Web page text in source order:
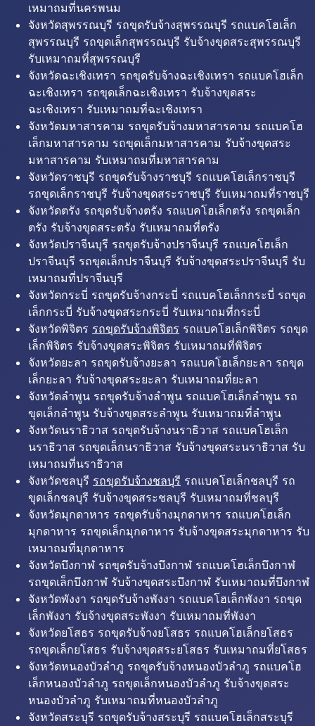
เหมาถมที่นครพนม
จังหวัดสุพรรณบุรี รถขุดรับจ้างสุพรรณบุรี รถแบคโฮเล็ก
สุพรรณบุรี รถขุดเล็กสุพรรณบุรี รับจ้างขุดสระสุพรรณบุรี
รับเหมาถมที่สุพรรณบุรี
จังหวัดฉะเชิงเทรา รถขุดรับจ้างฉะเชิงเทรา รถแบคโฮเล็ก
ฉะเชิงเทรา รถขุดเล็กฉะเชิงเทรา รับจ้างขุดสระ
ฉะเชิงเทรา รับเหมาถมที่ฉะเชิงเทรา
จังหวัดมหาสารคาม รถขุดรับจ้างมหาสารคาม รถแบคโฮ
เล็กมหาสารคาม รถขุดเล็กมหาสารคาม รับจ้างขุดสระ
มหาสารคาม รับเหมาถมที่มหาสารคาม
จังหวัดราชบุรี รถขุดรับจ้างราชบุรี รถแบคโฮเล็กราชบุรี
รถขุดเล็กราชบุรี รับจ้างขุดสระราชบุรี รับเหมาถมที่ราชบุรี
จังหวัดตรัง รถขุดรับจ้างตรัง รถแบคโฮเล็กตรัง รถขุดเล็ก
ตรัง รับจ้างขุดสระตรัง รับเหมาถมที่ตรัง
จังหวัดปราจีนบุรี รถขุดรับจ้างปราจีนบุรี รถแบคโฮเล็ก
ปราจีนบุรี รถขุดเล็กปราจีนบุรี รับจ้างขุดสระปราจีนบุรี รับ
เหมาถมที่ปราจีนบุรี
จังหวัดกระบี่ รถขุดรับจ้างกระบี่ รถแบคโฮเล็กกระบี่ รถขุด
เล็กกระบี่ รับจ้างขุดสระกระบี่ รับเหมาถมที่กระบี่
จังหวัดพิจิตร รถขุดรับจ้างพิจิตร รถแบคโฮเล็กพิจิตร รถขุด
เล็กพิจิตร รับจ้างขุดสระพิจิตร รับเหมาถมที่พิจิตร
จังหวัดยะลา รถขุดรับจ้างยะลา รถแบคโฮเล็กยะลา รถขุด
เล็กยะลา รับจ้างขุดสระยะลา รับเหมาถมที่ยะลา
จังหวัดลำพูน รถขุดรับจ้างลำพูน รถแบคโฮเล็กลำพูน รถ
ขุดเล็กลำพูน รับจ้างขุดสระลำพูน รับเหมาถมที่ลำพูน
จังหวัดนราธิวาส รถขุดรับจ้างนราธิวาส รถแบคโฮเล็ก
นราธิวาส รถขุดเล็กนราธิวาส รับจ้างขุดสระนราธิวาส รับ
เหมาถมที่นราธิวาส
จังหวัดชลบุรี รถขุดรับจ้างชลบุรี รถแบคโฮเล็กชลบุรี รถ
ขุดเล็กชลบุรี รับจ้างขุดสระชลบุรี รับเหมาถมที่ชลบุรี
จังหวัดมุกดาหาร รถขุดรับจ้างมุกดาหาร รถแบคโฮเล็ก
มุกดาหาร รถขุดเล็กมุกดาหาร รับจ้างขุดสระมุกดาหาร รับ
เหมาถมที่มุกดาหาร
จังหวัดบึงกาฬ รถขุดรับจ้างบึงกาฬ รถแบคโฮเล็กบึงกาฬ
รถขุดเล็กบึงกาฬ รับจ้างขุดสระบึงกาฬ รับเหมาถมที่บึงกาฬ
จังหวัดพังงา รถขุดรับจ้างพังงา รถแบคโฮเล็กพังงา รถขุด
เล็กพังงา รับจ้างขุดสระพังงา รับเหมาถมที่พังงา
จังหวัดยโสธร รถขุดรับจ้างยโสธร รถแบคโฮเล็กยโสธร
รถขุดเล็กยโสธร รับจ้างขุดสระยโสธร รับเหมาถมที่ยโสธร
จังหวัดหนองบัวลำภู รถขุดรับจ้างหนองบัวลำภู รถแบคโฮ
เล็กหนองบัวลำภู รถขุดเล็กหนองบัวลำภู รับจ้างขุดสระ
หนองบัวลำภู รับเหมาถมที่หนองบัวลำภู
จังหวัดสระบุรี รถขุดรับจ้างสระบุรี รถแบคโฮเล็กสระบุรี